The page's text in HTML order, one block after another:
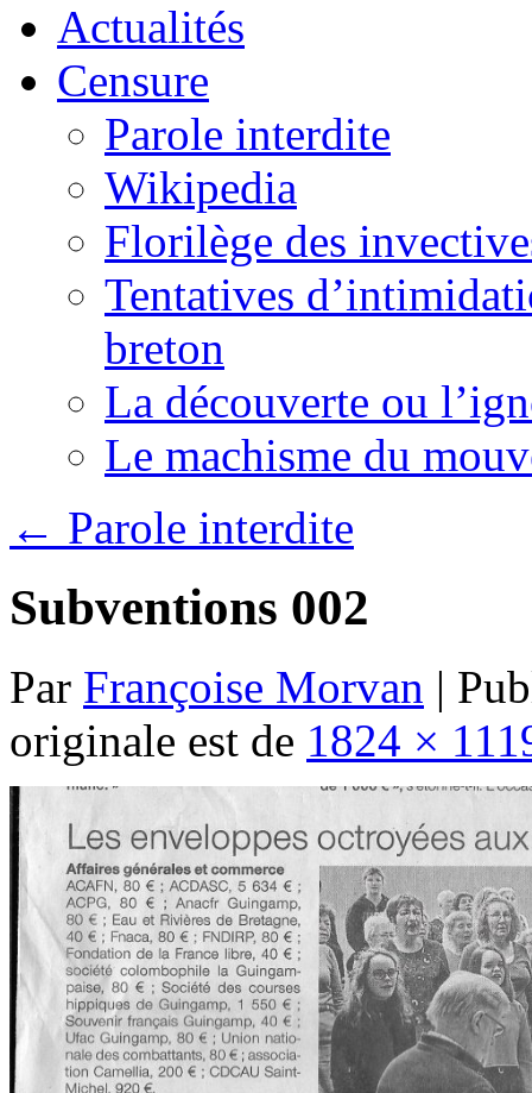
Actualités
Censure
Parole interdite
Wikipedia
Florilège des
Tentatives
breton
La découverte ou
Le machisme du
← Parole interdite
Subventions 002
Par Françoise Morvan |
originale est de 1824 ×